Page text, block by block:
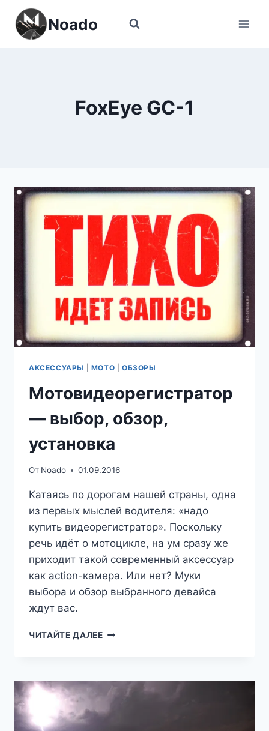
Перейти
содержимому
Noado
FoxEye GC-1
АКСЕССУАРЫ МОТО ОБЗОРЫ
Мотовидеорегистратор
— выбор, обзор,
установка
От Noado 01.09.2016
Катаясь по дорогам нашей страны, одна
из первых мыслей водителя: «надо
купить видеорегистратор». Поскольку
речь идёт о мотоцикле, на ум сразу же
приходит такой современный аксессуар
как action-камера. Или нет? Муки
выбора и обзор выбранного девайса
ждут вас.
ЧИТАЙТЕ ДАЛЕЕМОТОВИДЕОРЕГИСТРАТОР
УСТАНОВКА